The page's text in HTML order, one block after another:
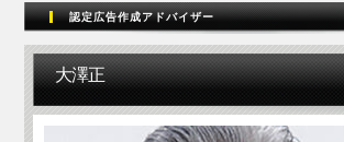
認定広告作成アドバイザー
大澤正